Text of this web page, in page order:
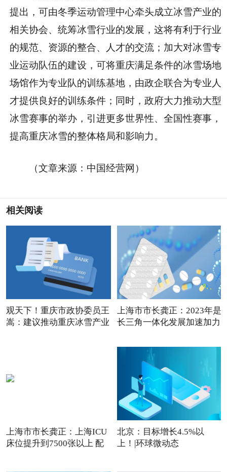
提出，可由冬季运动管理中心牵头成立冰雪产业的
相关协会、统筹冰雪行业的发展，这将有利于行业
的规范、资源的整合、人才的交流；加大对冰雪专
业运动队伍的建设，可将重庆满足条件的冰雪场地
场馆作为专业队的训练基地，由政企联合为专业人
才提供良好的训练条件；同时，政府大力推动大型
冰雪赛事的举办，引进更多世界性、全国性赛事，
提高重庆冰雪的整体格局和影响力。
（文章来源：中国经营网）
相关阅读
观天下！重庆市政协委员王
嵩：建议推动重庆冰雪产业
上海市市长龚正：2023年是
长三角一体化发展加速加力
上海市市长龚正：上海ICU
床位提升到7500张以上 配
北京：目标增长4.5%以
上！|环球微动态